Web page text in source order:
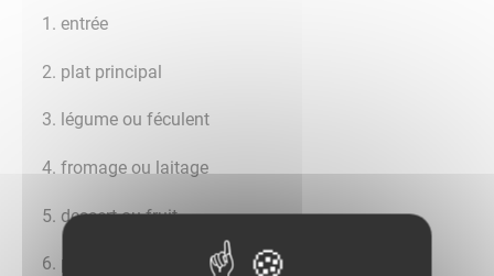
entrée
plat principal
légume ou féculent
fromage ou laitage
dessert ou fruit
petit pain individuel